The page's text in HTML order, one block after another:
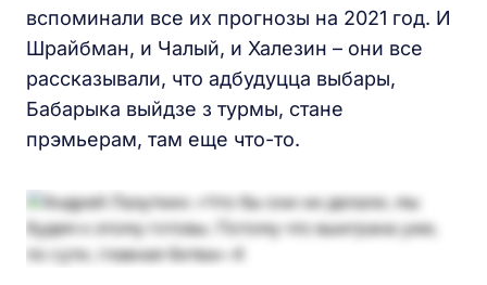
вспоминали все их прогнозы на 2021 год. И
Шрайбман, и Чалый, и Халезин – они все
рассказывали, что адбудуцца выбары,
Бабарыка выйдзе з турмы, стане
прэмьерам, там еще что-то.